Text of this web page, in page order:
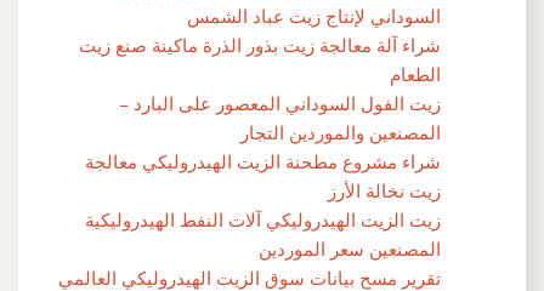
السوداني لإنتاج زيت عباد الشمس
شراء آلة معالجة زيت بذور الذرة ماكينة صنع زيت
الطعام
زيت الفول السوداني المعصور على البارد –
المصنعين والموردين التجار
شراء مشروع مطحنة الزيت الهيدروليكي معالجة
زيت نخالة الأرز
زيت الزيت الهيدروليكي آلات النفط الهيدروليكية
المصنعين سعر الموردين
تقرير مسح بيانات سوق الزيت الهيدروليكي العالمي